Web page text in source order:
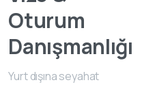
Oturum
Danışmanlığı
Yurt dışına seyahat